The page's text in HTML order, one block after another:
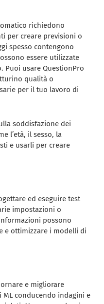
richiedono
per creare previsioni o
spesso contengono
essere utilizzate
Puoi usare QuestionPro
qualità o
per il tuo lavoro di
soddisfazione dei
l’età, il sesso, la
e usarli per creare
ed eseguire test
impostazioni o
possono
e ottimizzare i modelli di
e migliorare
conducendo indagini e